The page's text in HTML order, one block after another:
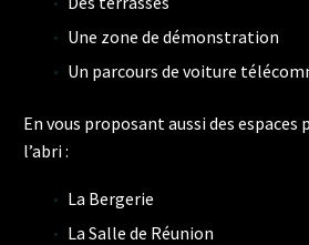
Une zone de démonstration
Un parcours de voiture
En vous proposant aussi des espaces
l’abri :
La Bergerie
La Salle de Réunion